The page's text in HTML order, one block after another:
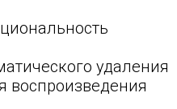
удаления
воспроизведения